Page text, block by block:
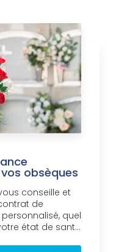
obsèques
vous conseille et
de
quel
état de sant...